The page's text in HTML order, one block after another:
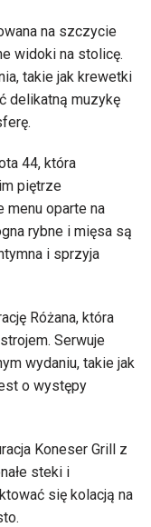
na szczycie
widoki na stolicę.
takie jak krewetki
delikatną muzykę
44, która
piętrze
menu oparte na
rybne i mięsa są
i sprzyja
Różana, która
Serwuje
wydaniu, takie jak
o występy
Koneser Grill z
steki i
się kolacją na